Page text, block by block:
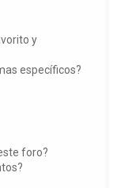
y
específicos?
foro?